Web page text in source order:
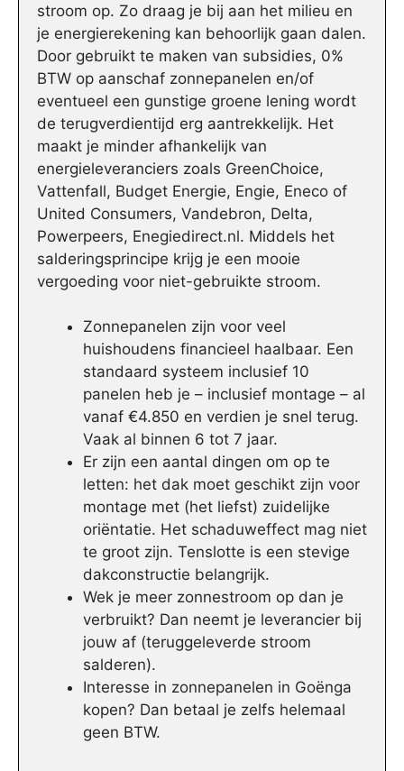
stroom op. Zo draag je bij aan het milieu en
je energierekening kan behoorlijk gaan dalen.
Door gebruikt te maken van subsidies, 0%
BTW op aanschaf zonnepanelen en/of
eventueel een gunstige groene lening wordt
de terugverdientijd erg aantrekkelijk. Het
maakt je minder afhankelijk van
energieleveranciers zoals GreenChoice,
Vattenfall, Budget Energie, Engie, Eneco of
United Consumers, Vandebron, Delta,
Powerpeers, Enegiedirect.nl. Middels het
salderingsprincipe krijg je een mooie
vergoeding voor niet-gebruikte stroom.
Zonnepanelen zijn voor veel
huishoudens financieel haalbaar. Een
standaard systeem inclusief 10
panelen heb je – inclusief montage – al
vanaf €4.850 en verdien je snel terug.
Vaak al binnen 6 tot 7 jaar.
Er zijn een aantal dingen om op te
letten: het dak moet geschikt zijn voor
montage met (het liefst) zuidelijke
oriëntatie. Het schaduweffect mag niet
te groot zijn. Tenslotte is een stevige
dakconstructie belangrijk.
Wek je meer zonnestroom op dan je
verbruikt? Dan neemt je leverancier bij
jouw af (teruggeleverde stroom
salderen).
Interesse in zonnepanelen in Goënga
kopen? Dan betaal je zelfs helemaal
geen BTW.